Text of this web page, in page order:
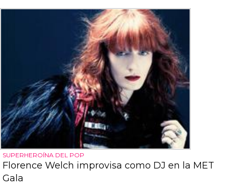
SUPERHEROÍNA DEL POP
Florence Welch improvisa como DJ en la MET
Gala